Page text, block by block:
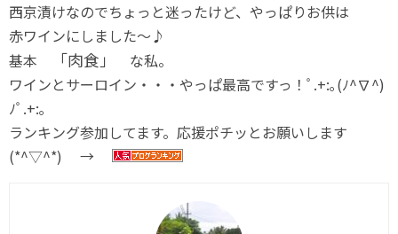
西京漬けなのでちょっと迷ったけど、やっぱりお供は
赤ワインにしました～♪
基本
「肉食」
な私。
ワインとサーロイン・・・やっぱ最高ですっ！ﾟ.+:｡(ﾉ^∇^)
ﾉﾟ.+:｡
ランキング参加してます。応援ポチッとお願いします
(*^▽^*) →